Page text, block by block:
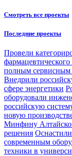
Смотреть все проекты
Последние проекты
Провели
фармацевтического
полным сервисным
Внедрили
сфере энергетики
оборудовали
российскую
новую
Минфину
решения
современным
техники в